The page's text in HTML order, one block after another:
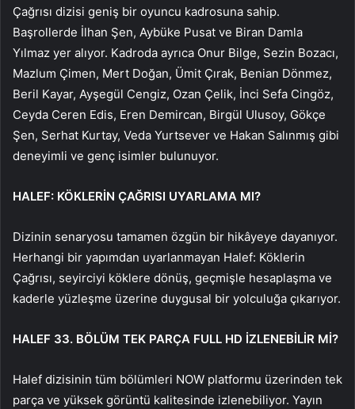
Çağrısı dizisi geniş bir oyuncu kadrosuna sahip.
Başrollerde İlhan Şen, Aybüke Pusat ve Biran Damla
Yılmaz yer alıyor. Kadroda ayrıca Onur Bilge, Sezin Bozacı,
Mazlum Çimen, Mert Doğan, Ümit Çırak, Benian Dönmez,
Beril Kayar, Ayşegül Cengiz, Ozan Çelik, İnci Sefa Cingöz,
Ceyda Ceren Edis, Eren Demircan, Birgül Ulusoy, Gökçe
Şen, Serhat Kurtay, Veda Yurtsever ve Hakan Salınmış gibi
deneyimli ve genç isimler bulunuyor.
HALEF: KÖKLERİN ÇAĞRISI UYARLAMA MI?
Dizinin senaryosu tamamen özgün bir hikâyeye dayanıyor.
Herhangi bir yapımdan uyarlanmayan Halef: Köklerin
Çağrısı, seyirciyi köklere dönüş, geçmişle hesaplaşma ve
kaderle yüzleşme üzerine duygusal bir yolculuğa çıkarıyor.
HALEF 33. BÖLÜM TEK PARÇA FULL HD İZLENEBİLİR Mİ?
Halef dizisinin tüm bölümleri NOW platformu üzerinden tek
parça ve yüksek görüntü kalitesinde izlenebiliyor. Yayın